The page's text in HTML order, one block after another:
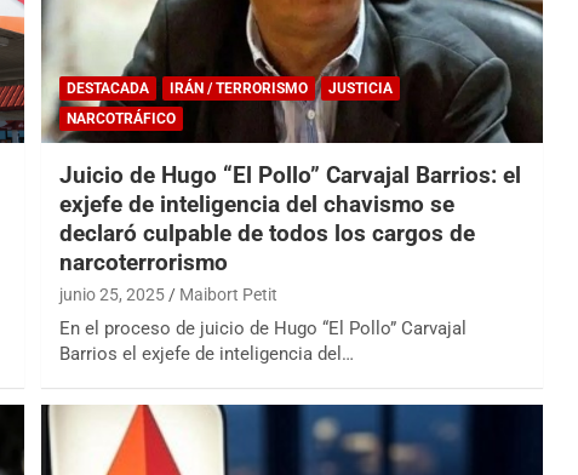
DESTACADA IRÁN / TERRORISMO
JUSTICIA
NARCOTRÁFICO
Juicio de Hugo “El Pollo” Carvajal Barrios: el
exjefe de inteligencia del chavismo se
declaró culpable de todos los cargos de
narcoterrorismo
junio 25, 2025 Maibort Petit
En el proceso de juicio de Hugo “El Pollo” Carvajal
Barrios el exjefe de inteligencia del…